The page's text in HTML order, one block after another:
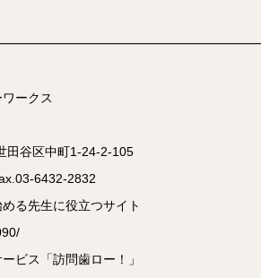
ワークス
谷区中町1-24-2-105
6432-2832
る先生に役立つサイト
ビス「訪問歯ロー！」